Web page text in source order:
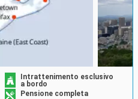
Intrattenimento esclusivo
a bordo
Pensione completa